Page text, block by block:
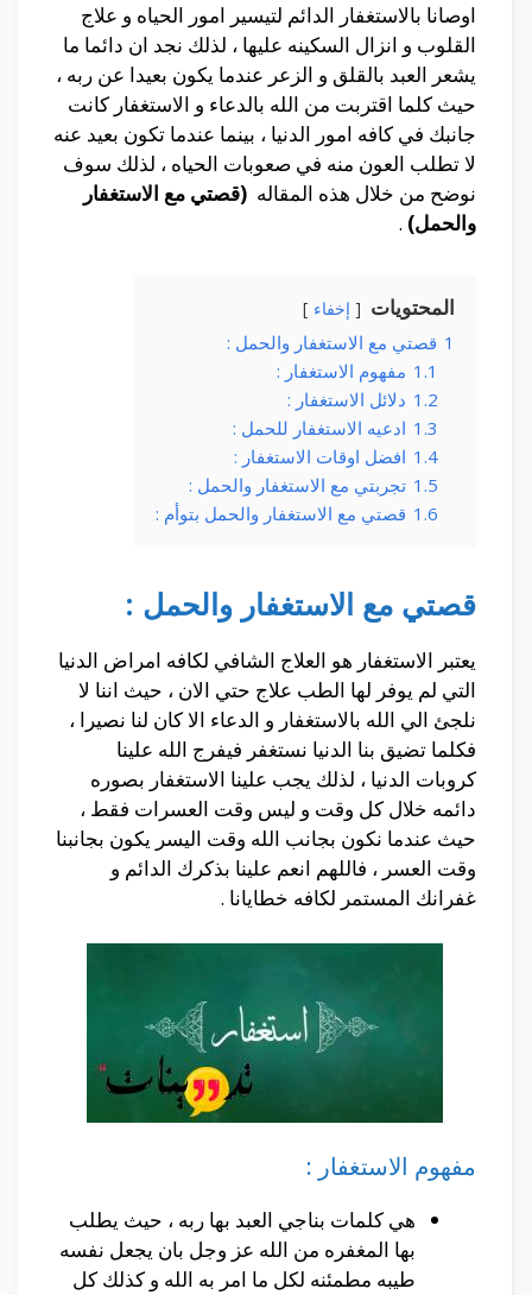
اوصانا بالاستغفار الدائم لتيسير امور الحياه و علاج
القلوب و انزال السكينه عليها ، لذلك نجد ان دائما ما
يشعر العبد بالقلق و الزعر عندما يكون بعيدا عن ربه ،
حيث كلما اقتربت من الله بالدعاء و الاستغفار كانت
جانبك في كافه امور الدنيا ، بينما عندما تكون بعيد عنه
لا تطلب العون منه في صعوبات الحياه ، لذلك سوف
نوضح من خلال هذه المقاله (قصتي مع الاستغفار
والحمل) .
المحتويات إخفاء
1 قصتي مع الاستغفار والحمل :
1.1 مفهوم الاستغفار :
1.2 دلائل الاستغفار :
1.3 ادعيه الاستغفار للحمل :
1.4 افضل اوقات الاستغفار :
1.5 تجربتي مع الاستغفار والحمل :
1.6 قصتي مع الاستغفار والحمل بتوأم :
قصتي مع الاستغفار والحمل :
يعتبر الاستغفار هو العلاج الشافي لكافه امراض الدنيا
التي لم يوفر لها الطب علاج حتي الان ، حيث اننا لا
نلجئ الي الله بالاستغفار و الدعاء الا كان لنا نصيرا ،
فكلما تضيق بنا الدنيا نستغفر فيفرج الله علينا
كروبات الدنيا ، لذلك يجب علينا الاستغفار بصوره
دائمه خلال كل وقت و ليس وقت العسرات فقط ،
حيث عندما نكون بجانب الله وقت اليسر يكون بجانبنا
وقت العسر ، فاللهم انعم علينا بذكرك الدائم و
غفرانك المستمر لكافه خطايانا .
مفهوم الاستغفار :
هي كلمات بناجي العبد بها ربه ، حيث يطلب
بها المغفره من الله عز وجل بان يجعل نفسه
طيبه مطمئنه لكل ما امر به الله و كذلك كل